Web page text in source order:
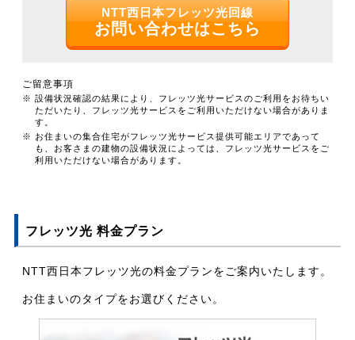
NTT西日本フレッツ光回線
お問い合わせはこちら
ご留意事項
※ 設備状況確認の結果により、フレッツ光サービスのご利用をお待ちい
ただいたり、フレッツ光サービスをご利用いただけない場合がありま
す。
※ お住まいの集合住宅がフレッツ光サービス提供可能エリアであって
も、お客さまの建物の設備状況によっては、フレッツ光サービスをご
利用いただけない場合があります。
フレッツ光 料金プラン
NTT西日本フレッツ光の料金プランをご案内いたします。
お住まいのタイプをお選びください。